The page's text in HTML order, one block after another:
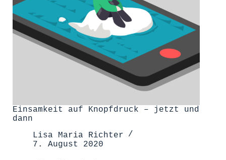
Einsamkeit auf Knopfdruck – jetzt und
dann
Lisa Maria Richter
7. August 2020